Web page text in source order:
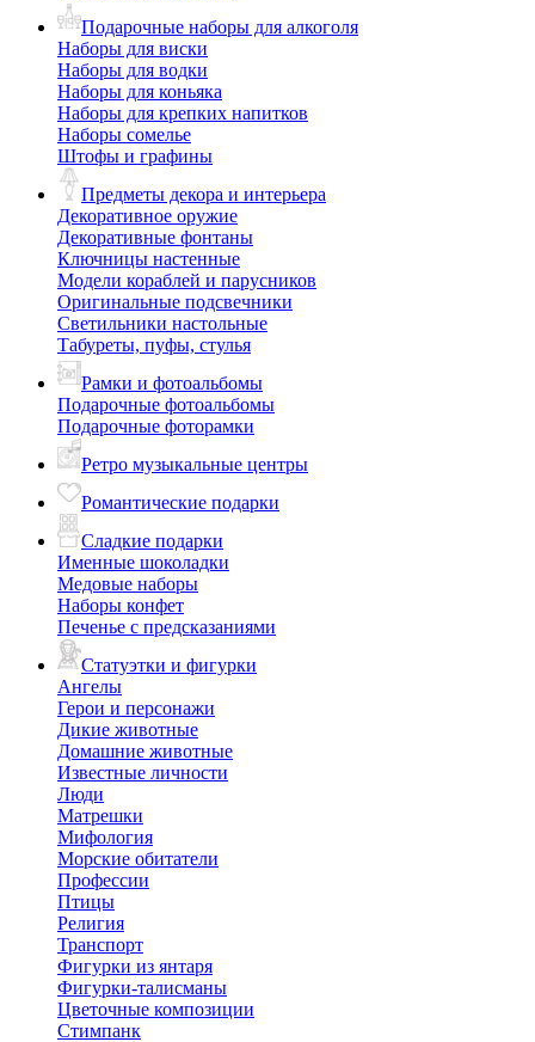
Подарочные наборы для алкоголя
Наборы для виски
Наборы для водки
Наборы для коньяка
Наборы для крепких напитков
Наборы сомелье
Штофы и графины
Предметы декора и интерьера
Декоративное оружие
Декоративные фонтаны
Ключницы настенные
Модели кораблей и парусников
Оригинальные подсвечники
Светильники настольные
Табуреты, пуфы, стулья
Рамки и фотоальбомы
Подарочные фотоальбомы
Подарочные фоторамки
Ретро музыкальные центры
Романтические подарки
Сладкие подарки
Именные шоколадки
Медовые наборы
Наборы конфет
Печенье с предсказаниями
Статуэтки и фигурки
Ангелы
Герои и персонажи
Дикие животные
Домашние животные
Известные личности
Люди
Матрешки
Мифология
Морские обитатели
Профессии
Птицы
Религия
Транспорт
Фигурки из янтаря
Фигурки-талисманы
Цветочные композиции
Стимпанк